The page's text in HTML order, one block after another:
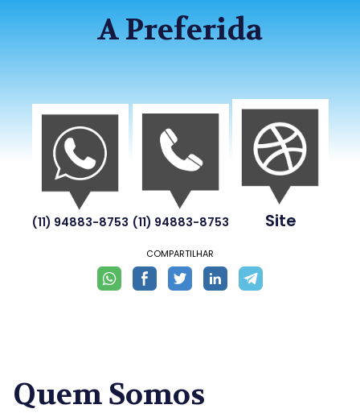
A Preferida
(11) 94883-8753 (11) 94883-8753 Site
COMPARTILHAR
Quem Somos